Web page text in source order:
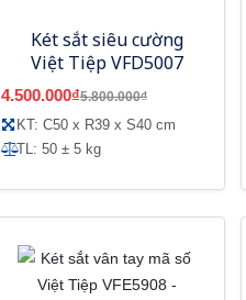
Két sắt siêu cường
Việt Tiệp VFD5007
4.500.000₫5.800.000₫
KT: C50 x R39 x S40 cm
TL: 50 ± 5 kg